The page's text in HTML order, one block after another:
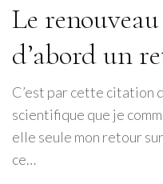
Le
d’abord un
C’est par cette citation
scientifique que je
elle seule mon retour
ce…